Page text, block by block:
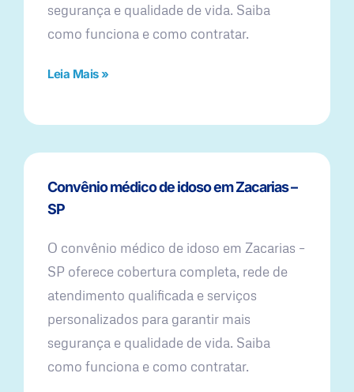
segurança e qualidade de vida. Saiba
como funciona e como contratar.
Leia Mais »
Convênio médico de idoso em Zacarias –
SP
O convênio médico de idoso em Zacarias –
SP oferece cobertura completa, rede de
atendimento qualificada e serviços
personalizados para garantir mais
segurança e qualidade de vida. Saiba
como funciona e como contratar.